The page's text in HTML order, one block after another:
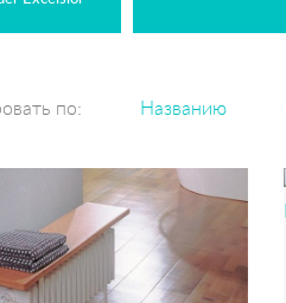
по: Названию